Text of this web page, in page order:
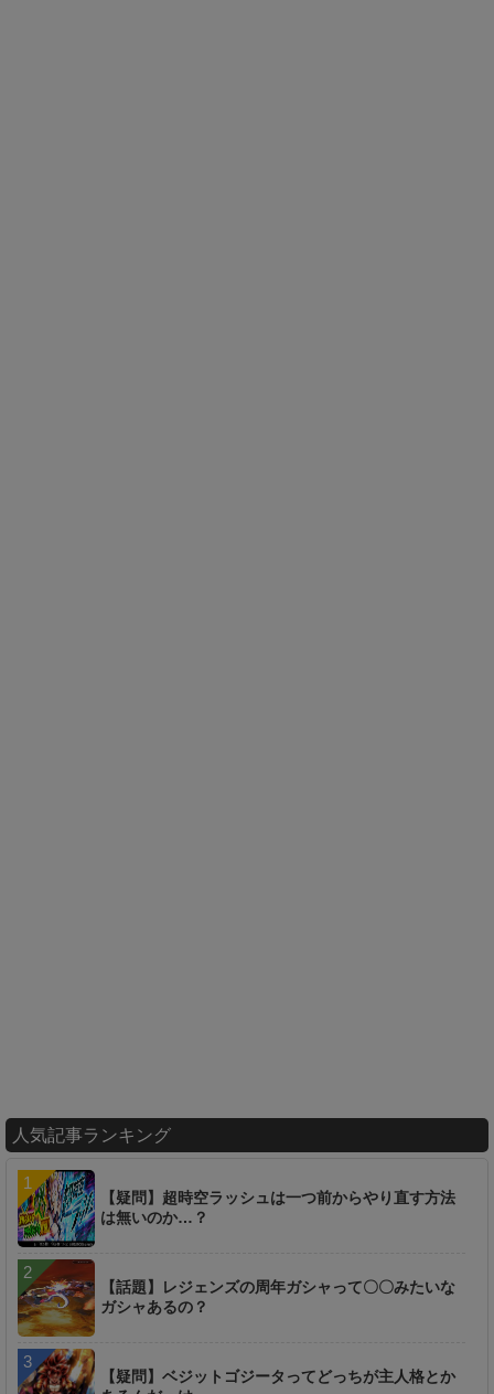
人気記事ランキング
【疑問】超時空ラッシュは一つ前からやり直す方法
は無いのか…？
【話題】レジェンズの周年ガシャって〇〇みたいな
ガシャあるの？
【疑問】ベジットゴジータってどっちが主人格とか